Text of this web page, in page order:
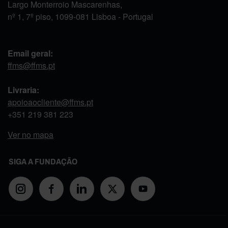
Largo Monterroio Mascarenhas,
nº 1, 7º piso, 1099-081 Lisboa - Portugal
Email geral:
ffms@ffms.pt
Livraria:
apoioaocliente@ffms.pt
+351 219 381 223
Ver no mapa
SIGA A FUNDAÇÃO